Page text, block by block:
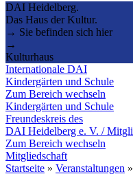
DAI Heidelberg.
Das Haus der Kultur.
→ Sie befinden sich hier
→
Kulturhaus
Internationale DAI
Kindergärten und Schule
Zum Bereich wechseln
Kindergärten und Schule
Freundeskreis des
DAI Heidelberg e. V. /
Zum Bereich wechseln
Mitgliedschaft
Startseite » Veranstaltungen »